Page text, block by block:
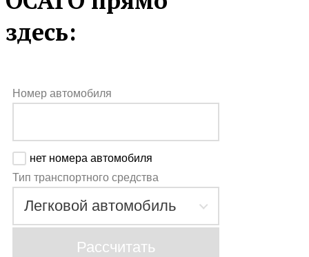
здесь:
Номер автомобиля
нет номера автомобиля
Тип транспортного средства
Рассчитать